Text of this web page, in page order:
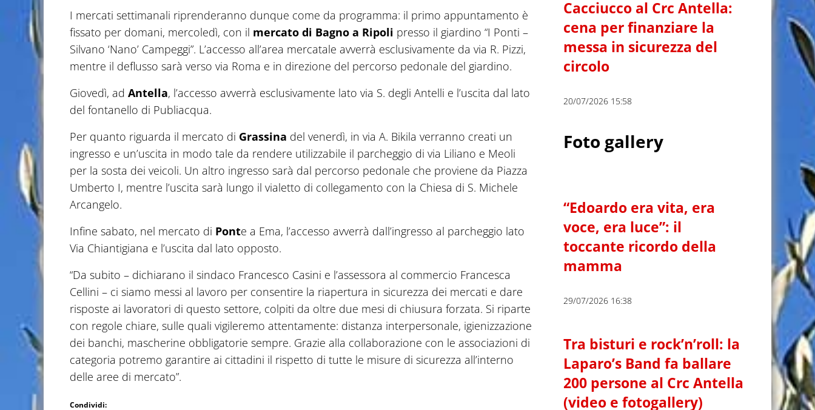
I mercati settimanali riprenderanno dunque come da programma: il primo appuntamento è
fissato per domani, mercoledì, con il mercato di Bagno a Ripoli presso il giardino “I Ponti –
Silvano ‘Nano’ Campeggi”. L’accesso all’area mercatale avverrà esclusivamente da via R. Pizzi,
mentre il deflusso sarà verso via Roma e in direzione del percorso pedonale del giardino.
Giovedì, ad Antella, l’accesso avverrà esclusivamente lato via S. degli Antelli e l’uscita dal lato
del fontanello di Publiacqua.
Per quanto riguarda il mercato di Grassina del venerdì, in via A. Bikila verranno creati un
ingresso e un’uscita in modo tale da rendere utilizzabile il parcheggio di via Liliano e Meoli
per la sosta dei veicoli. Un altro ingresso sarà dal percorso pedonale che proviene da Piazza
Umberto I, mentre l’uscita sarà lungo il vialetto di collegamento con la Chiesa di S. Michele
Arcangelo.
Infine sabato, nel mercato di Ponte a Ema, l’accesso avverrà dall’ingresso al parcheggio lato
Via Chiantigiana e l’uscita dal lato opposto.
“Da subito – dichiarano il sindaco Francesco Casini e l’assessora al commercio Francesca
Cellini – ci siamo messi al lavoro per consentire la riapertura in sicurezza dei mercati e dare
risposte ai lavoratori di questo settore, colpiti da oltre due mesi di chiusura forzata. Si riparte
con regole chiare, sulle quali vigileremo attentamente: distanza interpersonale, igienizzazione
dei banchi, mascherine obbligatorie sempre. Grazie alla collaborazione con le associazioni di
categoria potremo garantire ai cittadini il rispetto di tutte le misure di sicurezza all’interno
delle aree di mercato”.
Condividi:
Cacciucco al Crc Antella:
cena per finanziare la
messa in sicurezza del
circolo
20/07/2026 15:58
Foto gallery
“Edoardo era vita, era
voce, era luce”: il
toccante ricordo della
mamma
29/07/2026 16:38
Tra bisturi e rock’n’roll: la
Laparo’s Band fa ballare
200 persone al Crc Antella
(video e fotogallery)